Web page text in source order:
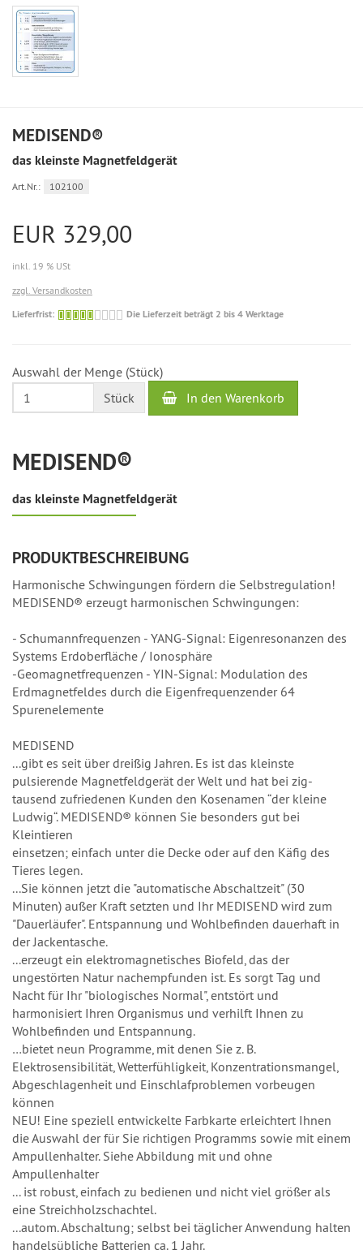
MEDISEND®
das kleinste Magnetfeldgerät
Art.Nr.: 102100
EUR 329,00
inkl. 19 % USt
zzgl. Versandkosten
Lieferfrist:
Die
bis
4
Werktage
Die Lieferzeit beträgt 2 bis 4 Werktage
Auswahl der Menge (Stück)
Stück
In den Warenkorb
MEDISEND®
das kleinste Magnetfeldgerät
PRODUKTBESCHREIBUNG
Harmonische Schwingungen fördern die Selbstregulation!
MEDISEND® erzeugt harmonischen Schwingungen:
- Schumannfrequenzen - YANG-Signal: Eigenresonanzen des
Systems Erdoberfläche / Ionosphäre
-Geomagnetfrequenzen - YIN-Signal: Modulation des
Erdmagnetfeldes durch die Eigenfrequenzender 64
Spurenelemente
MEDISEND
...gibt es seit über dreißig Jahren. Es ist das kleinste
pulsierende Magnetfeldgerät der Welt und hat bei zig-
tausend zufriedenen Kunden den Kosenamen “der kleine
Ludwig“. MEDISEND® können Sie besonders gut bei
Kleintieren
einsetzen; einfach unter die Decke oder auf den Käfig des
Tieres legen.
...Sie können jetzt die "automatische Abschaltzeit" (30
Minuten) außer Kraft setzten und Ihr MEDISEND wird zum
"Dauerläufer". Entspannung und Wohlbefinden dauerhaft in
der Jackentasche.
...erzeugt ein elektromagnetisches Biofeld, das der
ungestörten Natur nachempfunden ist. Es sorgt Tag und
Nacht für Ihr "biologisches Normal", entstört und
harmonisiert Ihren Organismus und verhilft Ihnen zu
Wohlbefinden und Entspannung.
…bietet neun Programme, mit denen Sie z. B.
Elektrosensibilität, Wetterfühligkeit, Konzentrationsmangel,
Abgeschlagenheit und Einschlafproblemen vorbeugen
können
NEU! Eine speziell entwickelte Farbkarte erleichtert Ihnen
die Auswahl der für Sie richtigen Programms sowie mit einem
Ampullenhalter. Siehe Abbildung mit und ohne
Ampullenhalter
... ist robust, einfach zu bedienen und nicht viel größer als
eine Streichholzschachtel.
...autom. Abschaltung; selbst bei täglicher Anwendung halten
handelsübliche Batterien ca. 1 Jahr.